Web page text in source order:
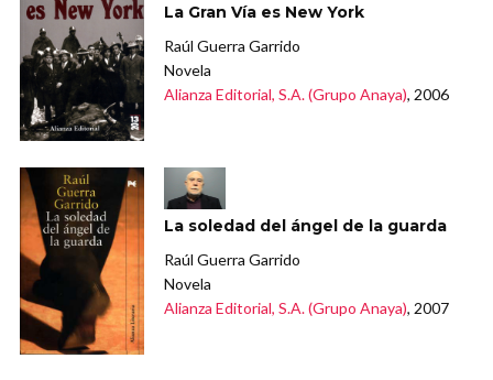
La Gran Vía es New York
Raúl Guerra Garrido
Novela
Alianza Editorial, S.A. (Grupo Anaya), 2006
La soledad del ángel de la guarda
Raúl Guerra Garrido
Novela
Alianza Editorial, S.A. (Grupo Anaya), 2007